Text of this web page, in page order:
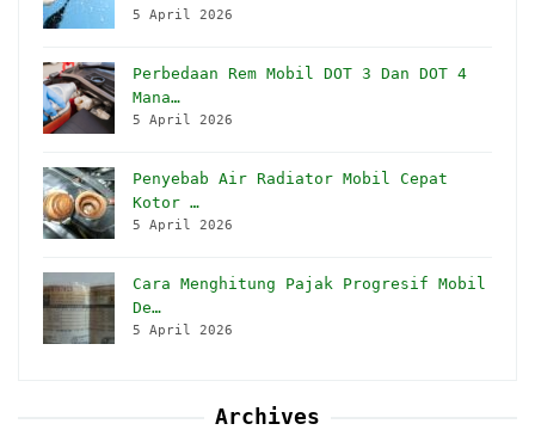
5 April 2026
Perbedaan Rem Mobil DOT 3 Dan DOT 4
Mana…
5 April 2026
Penyebab Air Radiator Mobil Cepat
Kotor …
5 April 2026
Cara Menghitung Pajak Progresif Mobil
De…
5 April 2026
Archives